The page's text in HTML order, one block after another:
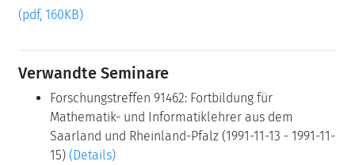
(pdf, 160KB)
Verwandte Seminare
Forschungstreffen 91462: Fortbildung für
Mathematik- und Informatiklehrer aus dem
Saarland und Rheinland-Pfalz (1991-11-13 - 1991-11-
15) (Details)